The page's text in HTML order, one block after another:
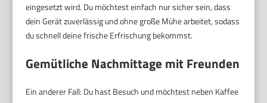
eingesetzt wird. Du möchtest einfach nur sicher sein, dass
dein Gerät zuverlässig und ohne große Mühe arbeitet, sodass
du schnell deine frische Erfrischung bekommst.
Gemütliche Nachmittage mit Freunden
Ein anderer Fall: Du hast Besuch und möchtest neben Kaffee